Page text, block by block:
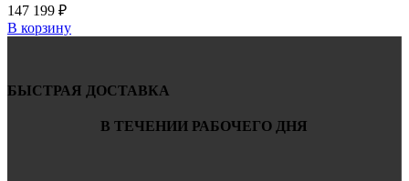
147 199 ₽
В корзину
БЫСТРАЯ ДОСТАВКА
В ТЕЧЕНИИ РАБОЧЕГО ДНЯ